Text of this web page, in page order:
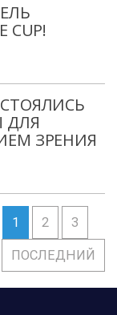
CUP!
ДЛЯ
ЗРЕНИЯ
1 2 3
ПОСЛЕДНИЙ